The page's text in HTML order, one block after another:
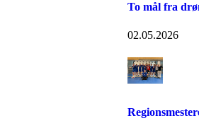
To mål fra
02.05.2026